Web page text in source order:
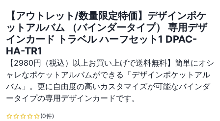
【アウトレット/数量限定特価】デザインポケ
ットアルバム （バインダータイプ） 専用デザ
インカード トラベル ハーフセット1 DPAC-
HA-TR1
【2980円（税込）以上お買い上げで送料無料】簡単にオシ
ャレなポケットアルバムができる「デザインポケットアル
バム」。更に自由度の高いカスタマイズが可能なバインダ
ータイプの専用デザインカードです。
(0件)